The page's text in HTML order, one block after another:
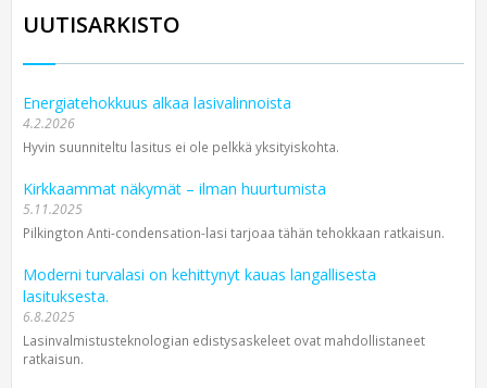
UUTISARKISTO
Energiatehokkuus alkaa lasivalinnoista
4.2.2026
Hyvin suunniteltu lasitus ei ole pelkkä yksityiskohta.
Kirkkaammat näkymät – ilman huurtumista
5.11.2025
Pilkington Anti-condensation-lasi tarjoaa tähän tehokkaan ratkaisun.
Moderni turvalasi on kehittynyt kauas langallisesta
lasituksesta.
6.8.2025
Lasinvalmistusteknologian edistysaskeleet ovat mahdollistaneet
ratkaisun.